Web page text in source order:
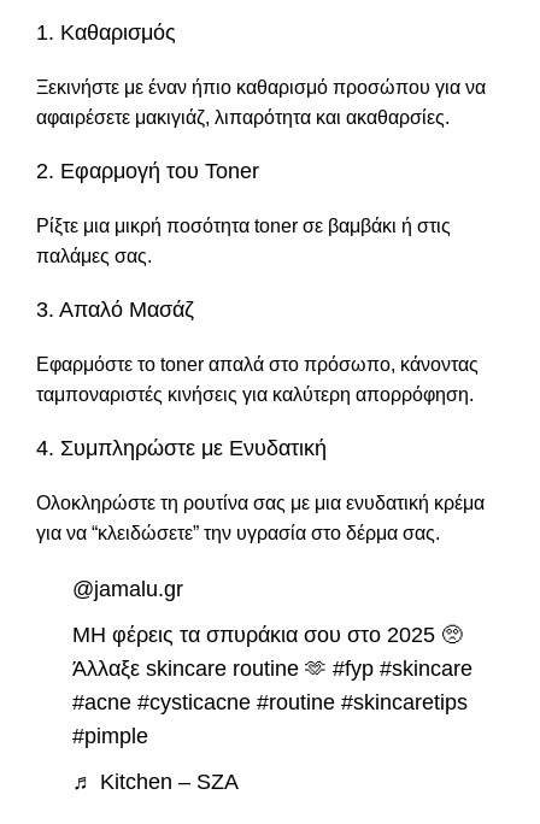
1. Καθαρισμός
Ξεκινήστε με έναν ήπιο καθαρισμό προσώπου για να
αφαιρέσετε μακιγιάζ, λιπαρότητα και ακαθαρσίες.
2. Εφαρμογή του Toner
Ρίξτε μια μικρή ποσότητα toner σε βαμβάκι ή στις
παλάμες σας.
3. Απαλό Μασάζ
Εφαρμόστε το toner απαλά στο πρόσωπο, κάνοντας
ταμποναριστές κινήσεις για καλύτερη απορρόφηση.
4. Συμπληρώστε με Ενυδατική
Ολοκληρώστε τη ρουτίνα σας με μια ενυδατική κρέμα
για να “κλειδώσετε” την υγρασία στο δέρμα σας.
@jamalu.gr
ΜΗ φέρεις τα σπυράκια σου στο 2025 🥺
Άλλαξε skincare routine 🫶 #fyp #skincare
#acne #cysticacne #routine #skincaretips
#pimple
♬ Kitchen – SZA